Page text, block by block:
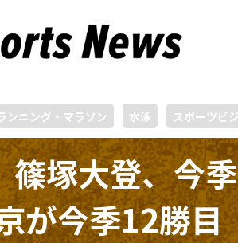
ンニング・マラソン 水泳 スポーツビ
篠塚大登、今
が今季12勝目